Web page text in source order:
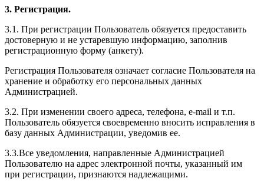
3. Регистрация.
3.1. При регистрации Пользователь обязуется предоставить
достоверную и не устаревшую информацию, заполнив
регистрационную форму (анкету).
Регистрация Пользователя означает согласие Пользователя на
хранение и обработку его персональных данных
Администрацией.
3.2. При изменении своего адреса, телефона, e-mail и т.п.
Пользователь обязуется своевременно вносить исправления в
базу данных Администрации, уведомив ее.
3.3.Все уведомления, направленные Администрацией
Пользователю на адрес электронной почты, указанный им
при регистрации, признаются надлежащими.